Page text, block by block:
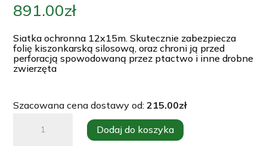
891.00zł
Siatka ochronna 12x15m. Skutecznie zabezpiecza
folię kiszonkarską silosową, oraz chroni ją przed
perforacją spowodowaną przez ptactwo i inne drobne
zwierzęta
Szacowana cena dostawy od:215.00zł
Dodaj do koszyka